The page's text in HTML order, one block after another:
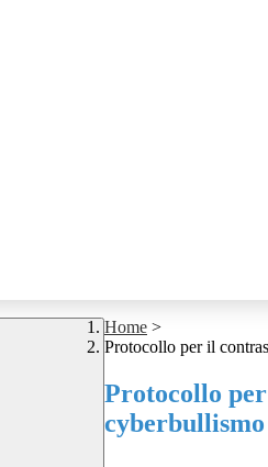
Home >
Protocollo per il
Protocollo
cyberbullismo